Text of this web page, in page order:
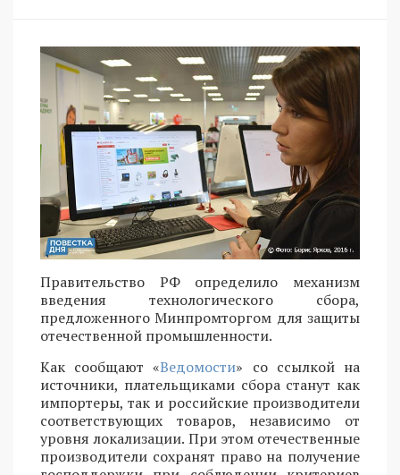
Правительство РФ определило механизм
введения технологического сбора,
предложенного Минпромторгом для защиты
отечественной промышленности.
Как сообщают «Ведомости» со ссылкой на
источники, плательщиками сбора станут как
импортеры, так и российские производители
соответствующих товаров, независимо от
уровня локализации. При этом отечественные
производители сохранят право на получение